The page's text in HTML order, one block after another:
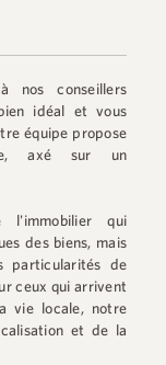
nos conseillers
idéal et vous
équipe propose
axé sur un
l'immobilier qui
des biens, mais
particularités de
ceux qui arrivent
vie locale, notre
et de la